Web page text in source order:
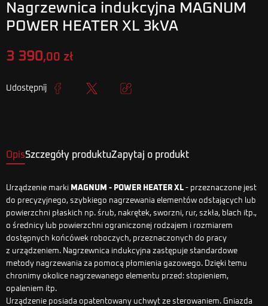
Nagrzewnica indukcyjna MAGNUM
POWER HEATER XL 3kVA
3 390,00 zł
Udostępnij
OpisSzczegóły produktuZapytaj o produkt
Urządzenie marki MAGNUM - POWER HEATER XL - przeznaczone jest
do precyzyjnego, szybkiego nagrzewania elementów odstających lub
powierzchni płaskich np. śrub, nakrętek, sworzni, rur, szkła, blach itp.,
o średnicy lub powierzchni ograniczonej rodzajem i rozmiarem
dostępnych końcówek roboczych, przeznaczonych do pracy
z urządzeniem. Nagrzewnica indukcyjna zastępuje standardowe
metody nagrzewania za pomocą płomienia gazowego. Dzięki temu
chronimy okolice nagrzewanego elementu przed: stopieniem,
opaleniem itp.
Urządzenie posiada opatentowany uchwyt ze sterowaniem. Gniazda